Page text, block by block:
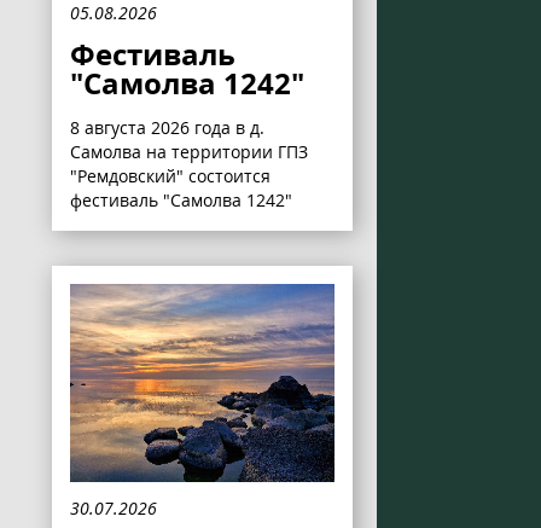
05.08.2026
Фестиваль
"Самолва 1242"
8 августа 2026 года в д.
Самолва на территории ГПЗ
"Ремдовский" состоится
фестиваль "Самолва 1242"
30.07.2026